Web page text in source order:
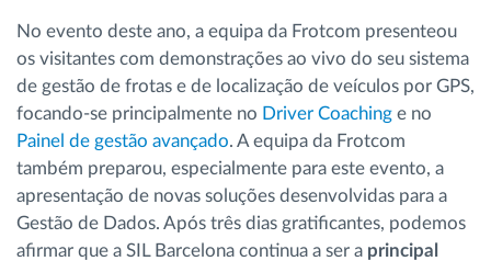
No evento deste ano, a equipa da Frotcom presenteou
os visitantes com demonstrações ao vivo do seu sistema
de gestão de frotas e de localização de veículos por GPS,
focando-se principalmente no Driver Coaching e no
Painel de gestão avançado. A equipa da Frotcom
também preparou, especialmente para este evento, a
apresentação de novas soluções desenvolvidas para a
Gestão de Dados. Após três dias gratificantes, podemos
afirmar que a SIL Barcelona continua a ser a principal